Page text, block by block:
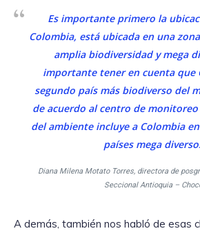
Es importante primero la
Colombia, está ubicada en una
amplia biodiversidad y mega
importante tener en cuenta que
segundo país más biodiverso del
de acuerdo al centro de monitoreo
del ambiente incluye a Colombia
países mega
Diana Milena Motato Torres, directora de
Seccional Antioquia –
A demás, también nos habló de esas